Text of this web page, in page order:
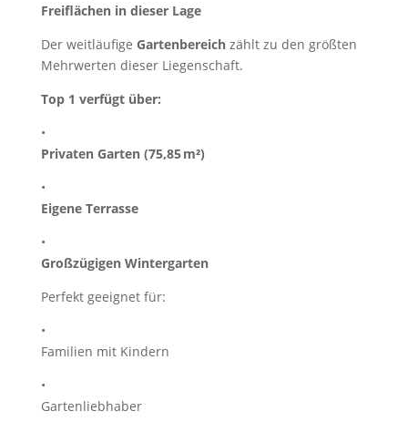
Freiflächen in dieser Lage
Der weitläufige Gartenbereichzählt zu den größten
Mehrwerten dieser Liegenschaft.
Top 1 verfügt über:
•
Privaten Garten (75,85 m²)
•
Eigene Terrasse
•
Großzügigen Wintergarten
Perfekt geeignet für:
•
Familien mit Kindern
•
Gartenliebhaber